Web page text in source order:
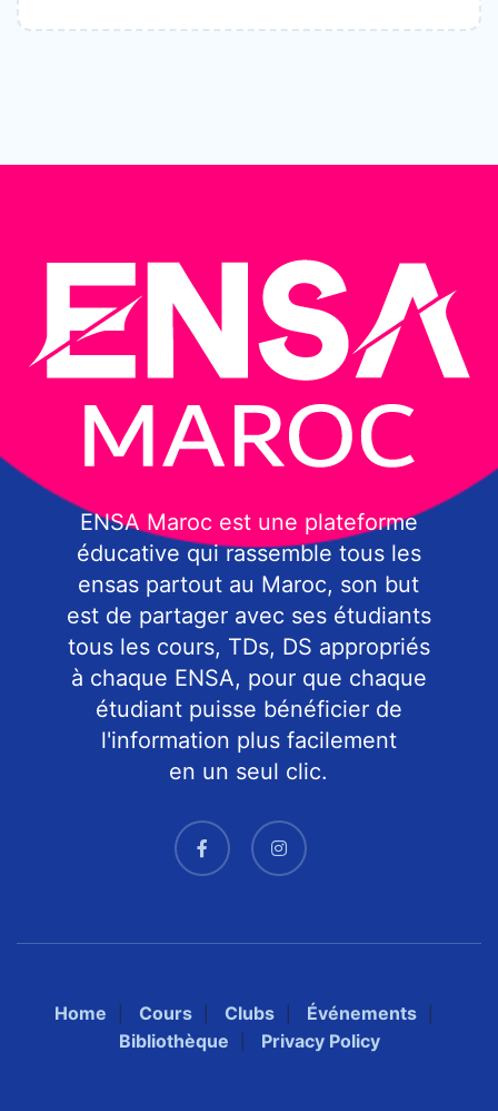
ENSA Maroc est une plateforme
éducative qui rassemble tous les
ensas partout au Maroc, son but
est de partager avec ses étudiants
tous les cours, TDs, DS appropriés
à chaque ENSA, pour que chaque
étudiant puisse bénéficier de
l'information plus facilement
en un seul clic.
Home Cours Clubs
Événements
Bibliothèque
Privacy Policy